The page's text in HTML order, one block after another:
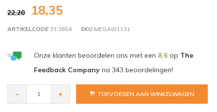
22,20 18,35
ARTIKELCODE 33.3654 SKU MEGAW1131
Onze klanten beoordelen ons met een 8,6op The
Feedback Companyna 343 beoordelingen!
- + TOEVOEGEN AAN WINKELWAGEN